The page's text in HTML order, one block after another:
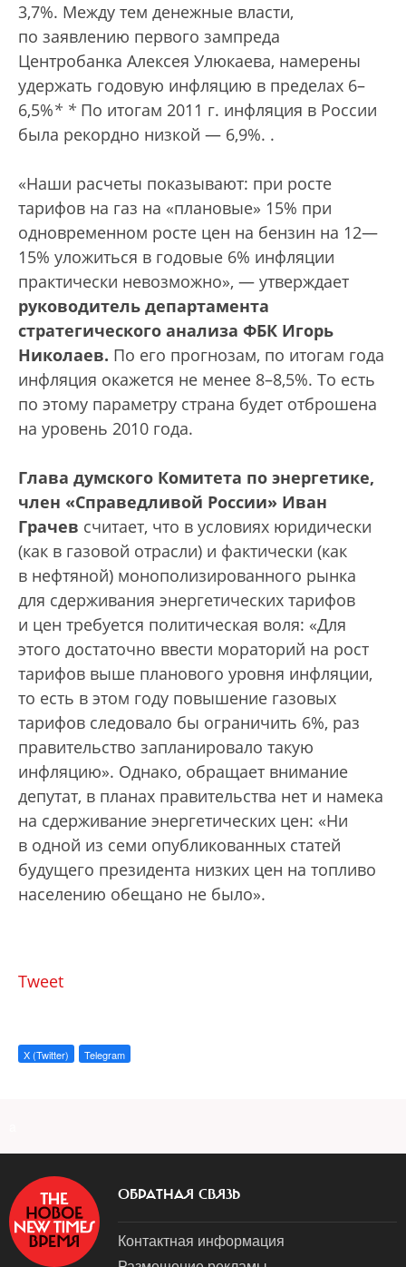
3,7%. Между тем денежные власти,
по заявлению первого зампреда
Центробанка Алексея Улюкаева, намерены
удержать годовую инфляцию в пределах 6–
6,5%* * По итогам 2011 г. инфляция в России
была рекордно низкой — 6,9%. .
«Наши расчеты показывают: при росте
тарифов на газ на «плановые» 15% при
одновременном росте цен на бензин на 12—
15% уложиться в годовые 6% инфляции
практически невозможно», — утверждает
руководитель департамента
стратегического анализа ФБК Игорь
Николаев. По его прогнозам, по итогам года
инфляция окажется не менее 8–8,5%. То есть
по этому параметру страна будет отброшена
на уровень 2010 года.
Глава думского Комитета по энергетике,
член «Справедливой России» Иван
Грачев считает, что в условиях юридически
(как в газовой отрасли) и фактически (как
в нефтяной) монополизированного рынка
для сдерживания энергетических тарифов
и цен требуется политическая воля: «Для
этого достаточно ввести мораторий на рост
тарифов выше планового уровня инфляции,
то есть в этом году повышение газовых
тарифов следовало бы ограничить 6%, раз
правительство запланировало такую
инфляцию». Однако, обращает внимание
депутат, в планах правительства нет и намека
на сдерживание энергетических цен: «Ни
в одной из семи опубликованных статей
будущего президента низких цен на топливо
населению обещано не было».
Tweet
X (Twitter) Telegram
ОБРАТНАЯ СВЯЗЬ
Контактная информация